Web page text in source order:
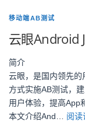
移动端AB测试
云眼Android
简介
云眼，是国内领先
方式实施AB测试，
用户体验，提高App
本文介绍And… 阅读